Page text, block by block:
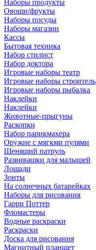
Наборы продукты
Овощи/фрукты
Наборы посуды
Наборы магазин
Кассы
Бытовая техника
Набор стилист
Набор доктора
Игровые наборы театр
Игровые наборы строитель
Игровые наборы рыбалка
Наклейки
Наклейки
Животные-прыгуны
Раскопки
Набор парикмахера
Оружие с мягкми пулями
Щенящий патруль
Развивашки для малышей
Лошади
Зонты
На солнечных батарейках
Наборы для рисования
Гарри Поттер
Фломастеры
Водные раскраски
Раскраски
Доска для рисования
Магнитный планшет